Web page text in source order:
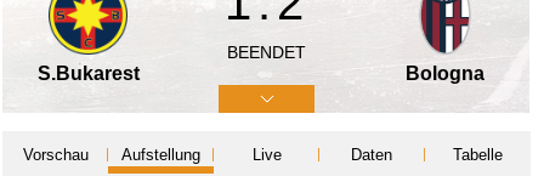
S.Bukarest
BEENDET
Bologna
Vorschau Aufstellung Live Daten Tabelle